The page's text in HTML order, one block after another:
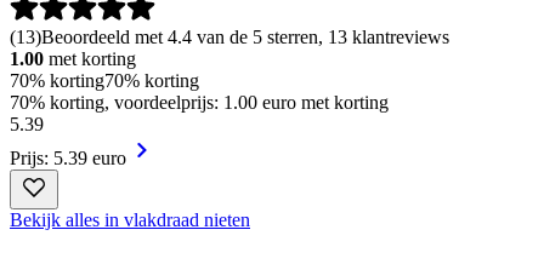
(13)Beoordeeld met 4.4 van de 5 sterren, 13 klantreviews
1.00 met korting
70% korting70% korting
70% korting, voordeelprijs: 1.00 euro met korting
5.39
Prijs: 5.39 euro
Bekijk alles in vlakdraad nieten